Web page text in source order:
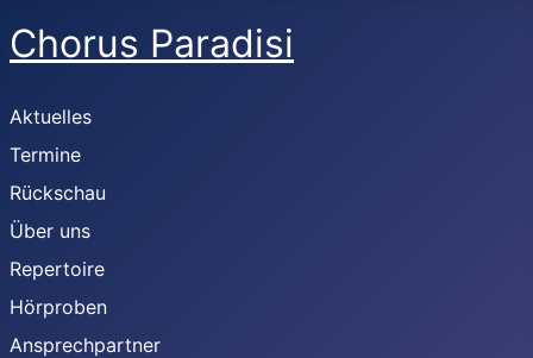
Chorus Paradisi
Aktuelles
Termine
Rückschau
Über uns
Repertoire
Hörproben
Ansprechpartner